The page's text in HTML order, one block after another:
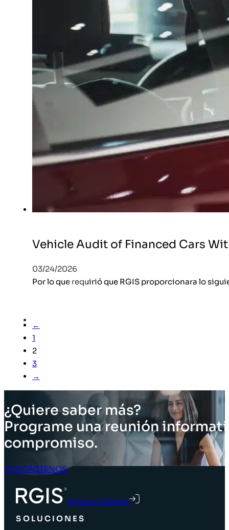
Vehicle Audit of Financed Cars
03/24/2026
Por lo que requirió que RGIS proporcionara lo
←
1
2
3
→
¿Quiere saber más?
Programe una reunión
compromiso.
CONTÁCTENOS
Acceso Clientes
SOLUCIONES